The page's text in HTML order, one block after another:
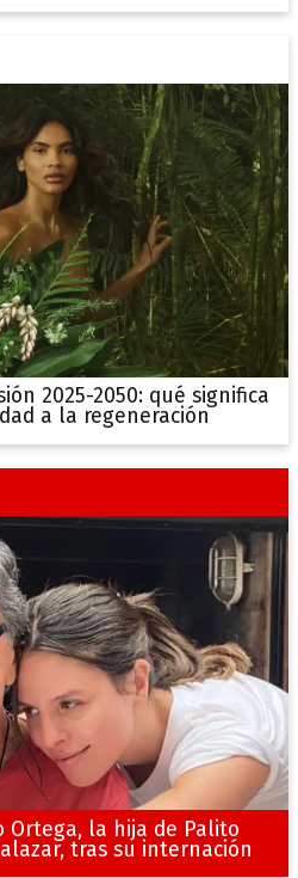
2025-2050: qué significa
a la regeneración
Ortega, la hija de Palito
tras su internación